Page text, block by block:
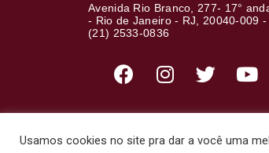
Avenida Rio Branco, 277- 17°
- Rio de Janeiro - RJ, 20040-009 -
(21) 2533-0836
Usamos cookies no site pra dar a você uma